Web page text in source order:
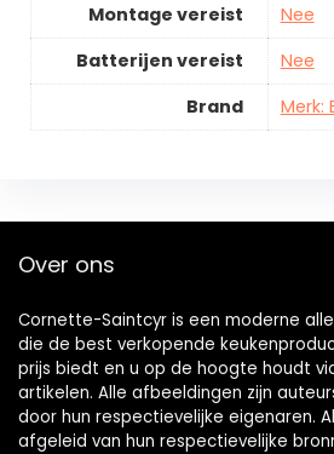
Montage vereist
Nee
Batterijen vereist
Nee
Brand
Merk:
Over ons
Cornette-Saintcyr is een moderne
die de best verkopende
prijs biedt en u op de hoogte houdt
artikelen. Alle afbeeldingen zijn
door hun respectievelijke eigenaren.
afgeleid van hun respectievelijke